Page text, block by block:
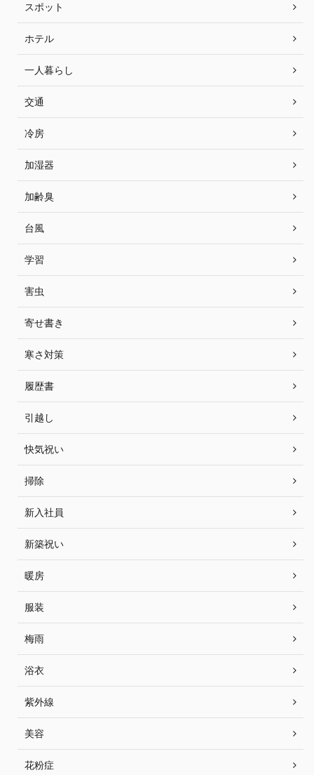
スポット
ホテル
一人暮らし
交通
冷房
加湿器
加齢臭
台風
学習
害虫
寄せ書き
寒さ対策
履歴書
引越し
快気祝い
掃除
新入社員
新築祝い
暖房
服装
梅雨
浴衣
紫外線
美容
花粉症